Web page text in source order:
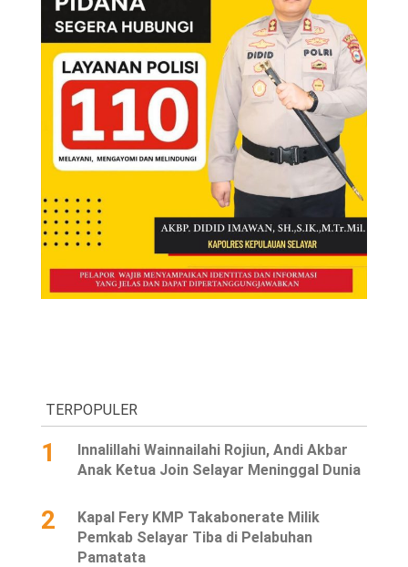
TERPOPULER
1
Innalillahi Wainnailahi Rojiun, Andi Akbar
Anak Ketua Join Selayar Meninggal Dunia
2
Kapal Fery KMP Takabonerate Milik
Pemkab Selayar Tiba di Pelabuhan
Pamatata